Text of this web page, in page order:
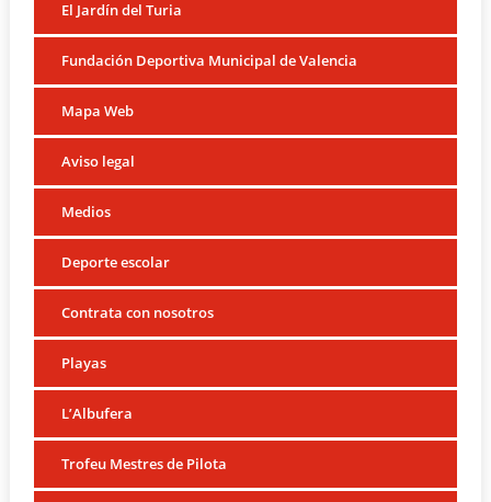
El Jardín del Turia
Fundación Deportiva Municipal de Valencia
Mapa Web
Aviso legal
Medios
Deporte escolar
Contrata con nosotros
Playas
L’Albufera
Trofeu Mestres de Pilota